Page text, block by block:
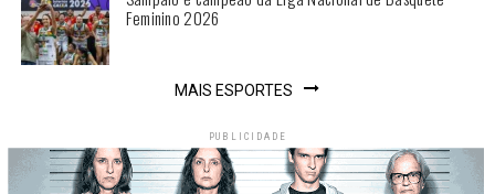
Feminino 2026
MAIS ESPORTES
PUBLICIDADE